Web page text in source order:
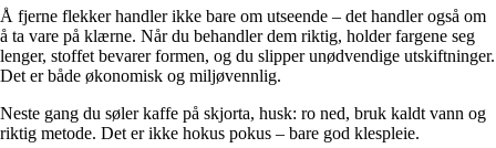
Å fjerne flekker handler ikke bare om utseende – det handler også om
å ta vare på klærne. Når du behandler dem riktig, holder fargene seg
lenger, stoffet bevarer formen, og du slipper unødvendige utskiftninger.
Det er både økonomisk og miljøvennlig.
Neste gang du søler kaffe på skjorta, husk: ro ned, bruk kaldt vann og
riktig metode. Det er ikke hokus pokus – bare god klespleie.